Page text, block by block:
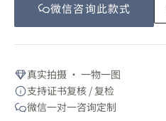
微信咨询此款式
真实拍摄 · 一物一图
支持证书复核 / 复检
微信一对一咨询定制